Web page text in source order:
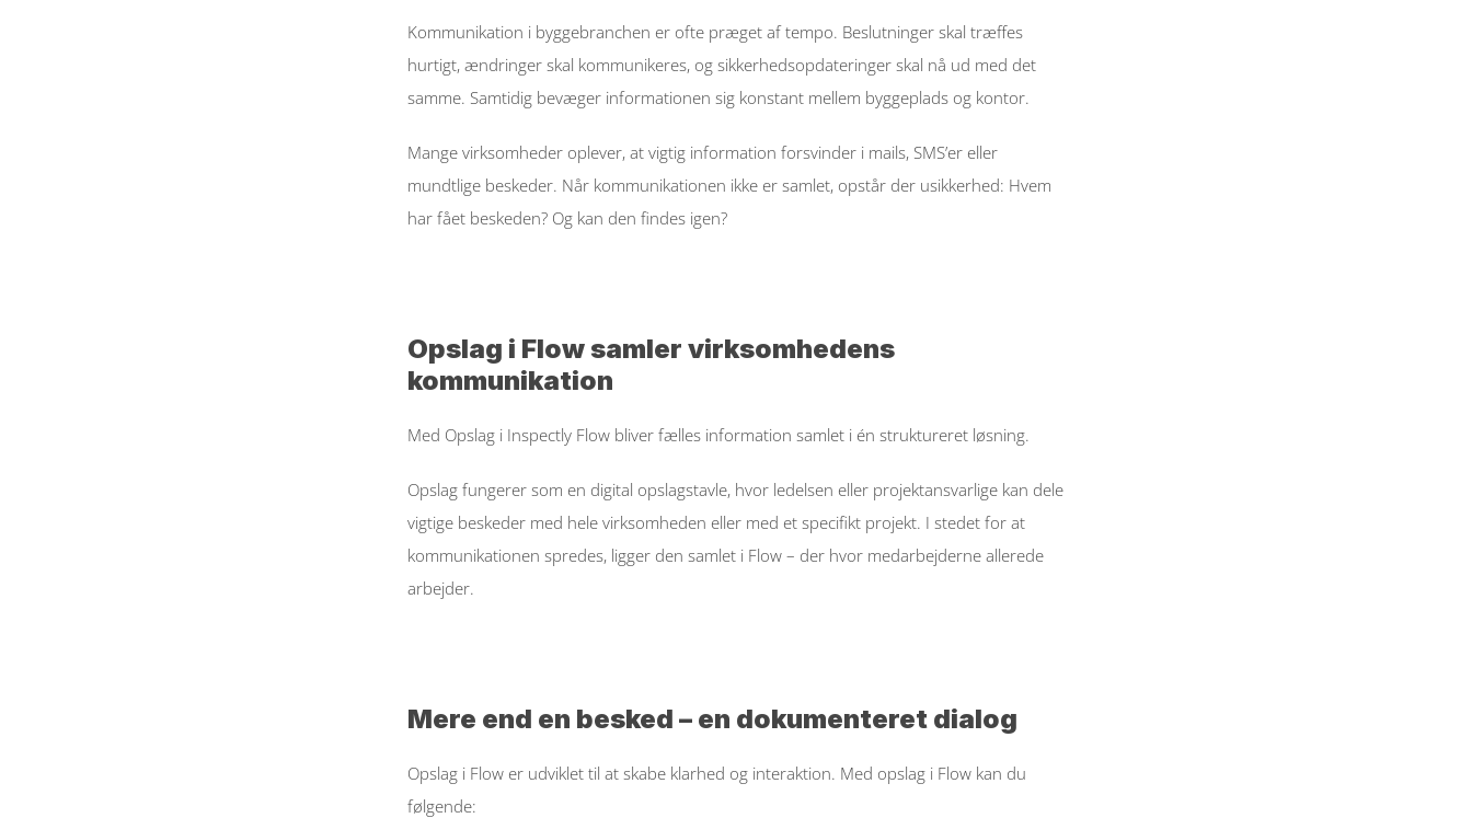
Kommunikation i byggebranchen er ofte præget af tempo. Beslutninger skal træffes
hurtigt, ændringer skal kommunikeres, og sikkerhedsopdateringer skal nå ud med det
samme. Samtidig bevæger informationen sig konstant mellem byggeplads og kontor.
Mange virksomheder oplever, at vigtig information forsvinder i mails, SMS’er eller
mundtlige beskeder. Når kommunikationen ikke er samlet, opstår der usikkerhed: Hvem
har fået beskeden? Og kan den findes igen?
Opslag i Flow samler virksomhedens
kommunikation
Med Opslag i Inspectly Flow bliver fælles information samlet i én struktureret løsning.
Opslag fungerer som en digital opslagstavle, hvor ledelsen eller projektansvarlige kan dele
vigtige beskeder med hele virksomheden eller med et specifikt projekt. I stedet for at
kommunikationen spredes, ligger den samlet i Flow – der hvor medarbejderne allerede
arbejder.
Mere end en besked – en dokumenteret dialog
Opslag i Flow er udviklet til at skabe klarhed og interaktion. Med opslag i Flow kan du
følgende: